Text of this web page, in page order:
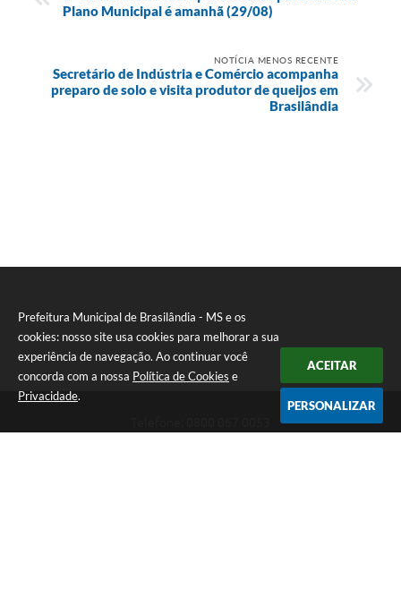
Prefeitura Municipal de Brasilândia - MS e os
cookies: nosso site usa cookies para melhorar a sua
experiência de navegação. Ao continuar você
concorda com a nossa Política de Cookies e
Privacidade.
ACEITAR
PERSONALIZAR
Plano Municipal é amanhã (29/08)
NOTÍCIA MENOS RECENTE
Secretário de Indústria e Comércio acompanha
preparo de solo e visita produtor de queijos em
Brasilândia